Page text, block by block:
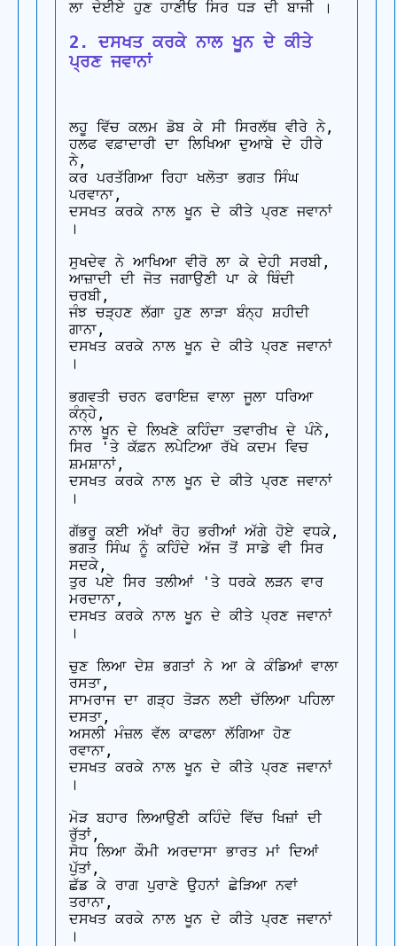
2. ਦਸਖਤ ਕਰਕੇ ਨਾਲ ਖੂਨ ਦੇ ਕੀਤੇ
ਪ੍ਰਣ ਜਵਾਨਾਂ
ਲਹੂ ਵਿੱਚ ਕਲਮ ਡੋਬ ਕੇ ਸੀ ਸਿਰਲੱਥ ਵੀਰੇ ਨੇ,
ਹਲਫ ਵਫ਼ਾਦਾਰੀ ਦਾ ਲਿਖਿਆ ਦੁਆਬੇ ਦੇ ਹੀਰੇ
ਨੇ,
ਕਰ ਪਰਤੱਗਿਆ ਰਿਹਾ ਖਲੋਤਾ ਭਗਤ ਸਿੰਘ
ਪਰਵਾਨਾ,
ਦਸਖਤ ਕਰਕੇ ਨਾਲ ਖੂਨ ਦੇ ਕੀਤੇ ਪ੍ਰਣ ਜਵਾਨਾਂ
।
ਸੁਖਦੇਵ ਨੇ ਆਖਿਆ ਵੀਰੋ ਲਾ ਕੇ ਦੇਹੀ ਸਰਬੀ,
ਆਜ਼ਾਦੀ ਦੀ ਜੋਤ ਜਗਾਉਣੀ ਪਾ ਕੇ ਥਿੰਦੀ
ਚਰਬੀ,
ਜੰਝ ਚੜ੍ਹਣ ਲੱਗਾ ਹੁਣ ਲਾੜਾ ਬੰਨ੍ਹ ਸ਼ਹੀਦੀ
ਗਾਨਾ,
ਦਸਖਤ ਕਰਕੇ ਨਾਲ ਖੂਨ ਦੇ ਕੀਤੇ ਪ੍ਰਣ ਜਵਾਨਾਂ
।
ਭਗਵਤੀ ਚਰਨ ਫਰਾਇਜ਼ ਵਾਲਾ ਜੂਲਾ ਧਰਿਆ
ਕੰਨ੍ਹੇ,
ਨਾਲ ਖੂਨ ਦੇ ਲਿਖਣੇ ਕਹਿੰਦਾ ਤਵਾਰੀਖ ਦੇ ਪੰਨੇ,
ਸਿਰ 'ਤੇ ਕੱਫ਼ਨ ਲਪੇਟਿਆ ਰੱਖੇ ਕਦਮ ਵਿਚ
ਸ਼ਮਸ਼ਾਨਾਂ,
ਦਸਖਤ ਕਰਕੇ ਨਾਲ ਖੂਨ ਦੇ ਕੀਤੇ ਪ੍ਰਣ ਜਵਾਨਾਂ
।
ਗੱਭਰੂ ਕਈ ਅੱਖਾਂ ਰੋਹ ਭਰੀਆਂ ਅੱਗੇ ਹੋਏ ਵਧਕੇ,
ਭਗਤ ਸਿੰਘ ਨੂੰ ਕਹਿੰਦੇ ਅੱਜ ਤੋਂ ਸਾਡੇ ਵੀ ਸਿਰ
ਸਦਕੇ,
ਤੁਰ ਪਏ ਸਿਰ ਤਲੀਆਂ 'ਤੇ ਧਰਕੇ ਲੜਨ ਵਾਰ
ਮਰਦਾਨਾ,
ਦਸਖਤ ਕਰਕੇ ਨਾਲ ਖੂਨ ਦੇ ਕੀਤੇ ਪ੍ਰਣ ਜਵਾਨਾਂ
।
ਚੁਣ ਲਿਆ ਦੇਸ਼ ਭਗਤਾਂ ਨੇ ਆ ਕੇ ਕੰਡਿਆਂ ਵਾਲਾ
ਰਸਤਾ,
ਸਾਮਰਾਜ ਦਾ ਗੜ੍ਹ ਤੋੜਨ ਲਈ ਚੱਲਿਆ ਪਹਿਲਾ
ਦਸਤਾ,
ਅਸਲੀ ਮੰਜ਼ਲ ਵੱਲ ਕਾਫਲਾ ਲੱਗਿਆ ਹੋਣ
ਰਵਾਨਾ,
ਦਸਖਤ ਕਰਕੇ ਨਾਲ ਖੂਨ ਦੇ ਕੀਤੇ ਪ੍ਰਣ ਜਵਾਨਾਂ
।
ਮੋੜ ਬਹਾਰ ਲਿਆਉਣੀ ਕਹਿੰਦੇ ਵਿੱਚ ਖਿਜ਼ਾਂ ਦੀ
ਰੁੱਤਾਂ,
ਸੋਧ ਲਿਆ ਕੌਮੀ ਅਰਦਾਸਾ ਭਾਰਤ ਮਾਂ ਦਿਆਂ
ਪੁੱਤਾਂ,
ਛੱਡ ਕੇ ਰਾਗ ਪੁਰਾਣੇ ਉਹਨਾਂ ਛੇੜਿਆ ਨਵਾਂ
ਤਰਾਨਾ,
ਦਸਖਤ ਕਰਕੇ ਨਾਲ ਖੂਨ ਦੇ ਕੀਤੇ ਪ੍ਰਣ ਜਵਾਨਾਂ
।